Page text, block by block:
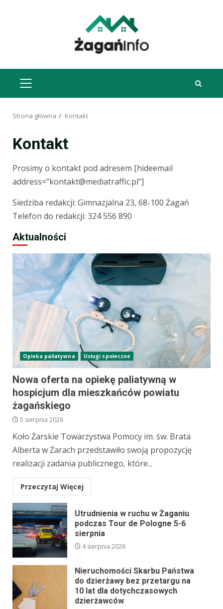
MENU
GŁÓWNE
Strona główna Kontakt
Kontakt
Prosimy o kontakt pod adresem [hideemail
address=”kontakt@mediatraffic.pl”]
Siedziba redakcji: Gimnazjalna 23, 68-100 Żagań
Telefon do redakcji: 324 556 890
Aktualności
Opieka paliatywna Usługi społeczne
Nowa oferta na opiekę paliatywną w
hospicjum dla mieszkańców powiatu
żagańskiego
5 sierpnia 2026
Koło Żarskie Towarzystwa Pomocy im. św. Brata
Alberta w Żarach przedstawiło swoją propozycję
realizacji zadania publicznego, które...
Przeczytaj Więcej
Utrudnienia w ruchu w Żaganiu
podczas Tour de Pologne 5-6
sierpnia
4 sierpnia 2026
Nieruchomości Skarbu Państwa
do dzierżawy bez przetargu na
10 lat dla dotychczasowych
dzierżawców